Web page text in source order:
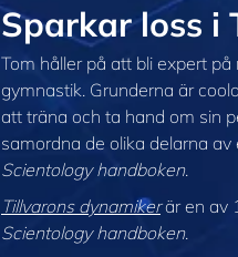
Sparkar loss i
Tom håller på att bli expert
gymnastik. Grunderna är
att träna och ta hand om sin
samordna de olika delarna
Scientology handboken.
Tillvarons dynamikerär en av
Scientology handboken.